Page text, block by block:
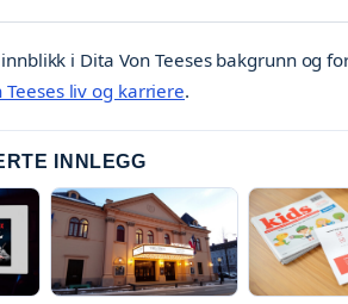
i Dita Von Teeses bakgrunn og
Teeses liv og karriere.
INNLEGG